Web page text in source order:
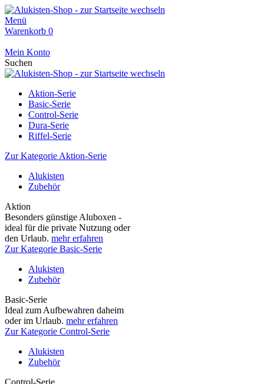
Menü
Warenkorb 0
Mein Konto
Suchen
Aktion-Serie
Basic-Serie
Control-Serie
Dura-Serie
Riffel-Serie
Zur Kategorie Aktion-Serie
Alukisten
Zubehör
Aktion
Besonders günstige Aluboxen -
ideal für die private Nutzung oder
den Urlaub. mehr erfahren
Zur Kategorie Basic-Serie
Alukisten
Zubehör
Basic-Serie
Ideal zum Aufbewahren daheim
oder im Urlaub. mehr erfahren
Zur Kategorie Control-Serie
Alukisten
Zubehör
Control-Serie